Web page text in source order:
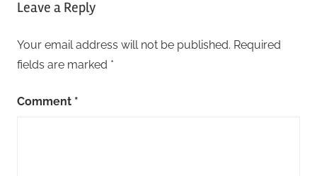
Leave a Reply
Your email address will not be published. Required
fields are marked *
Comment *